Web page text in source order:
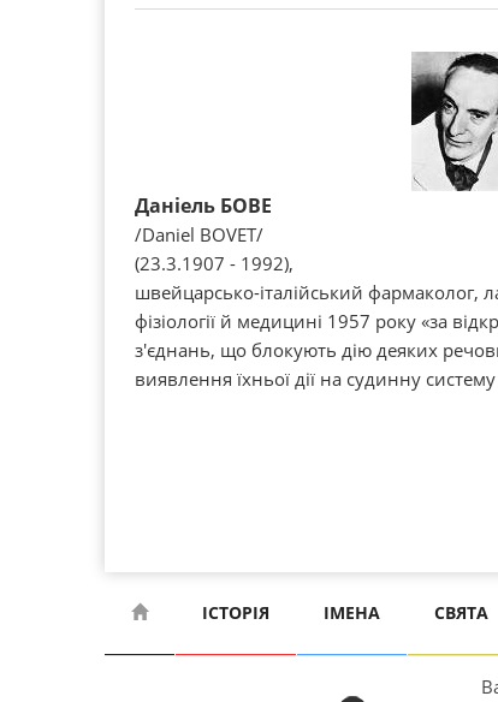
Даніель БОВЕ
/Daniel BOVET/
(23.3.1907 - 1992),
швейцарсько-італійський фармаколог,
фізіології й медицині 1957 року «за
з'єднань, що блокують дію деяких
виявлення їхньої дії на судинну
ІСТОРІЯ ІМЕНА СВЯТА